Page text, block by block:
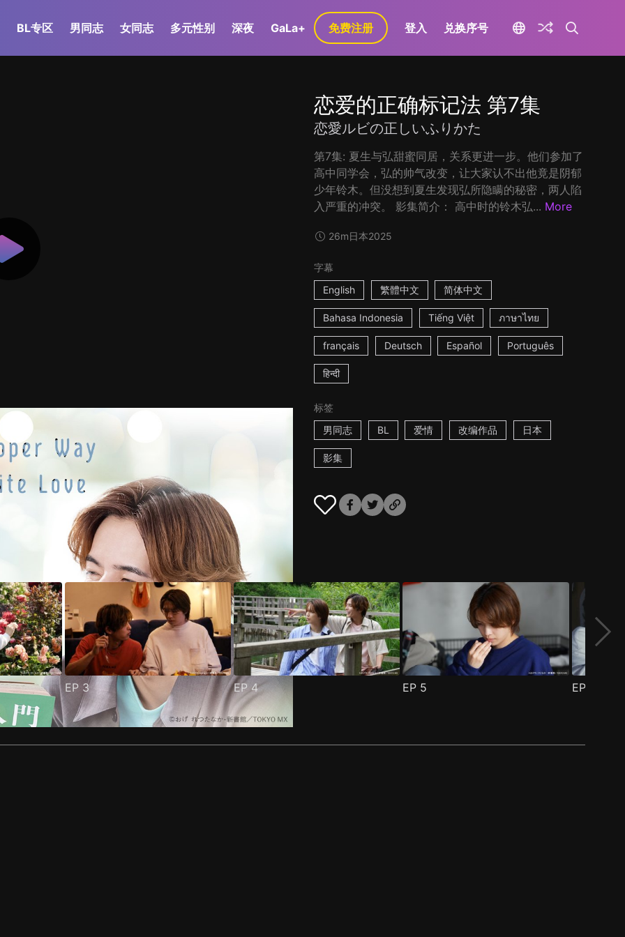
BL专区 男同志 女同志 多元性别 深夜 GaLa+ 免费注册 登入 兑换序号
恋爱的正确标记法 第7集
恋愛ルビの正しいふりかた
第7集: 夏生与弘甜蜜同居，关系更进一步。他们参加了
高中同学会，弘的帅气改变，让大家认不出他竟是阴郁
少年铃木。但没想到夏生发现弘所隐瞒的秘密，两人陷
入严重的冲突。 影集简介： 高中时的铃木弘... More
26m日本2025
字幕
English
繁體中文 简体中文
Bahasa Indonesia Tiếng Việt ภาษาไทย
français Deutsch Español Português
हिन्दी
标签
男同志
BL 爱情 改编作品 日本
影集
EP 3 EP4 EP 5 EP